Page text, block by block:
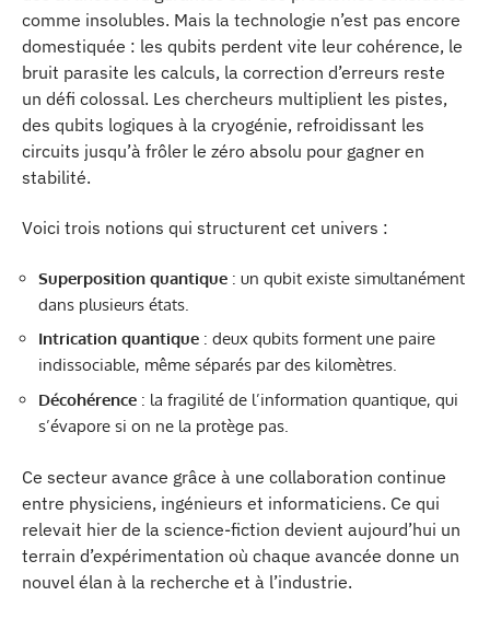
comme insolubles. Mais la technologie n’est pas encore
domestiquée : les qubits perdent vite leur cohérence, le
bruit parasite les calculs, la correction d’erreurs reste
un défi colossal. Les chercheurs multiplient les pistes,
des qubits logiques à la cryogénie, refroidissant les
circuits jusqu’à frôler le zéro absolu pour gagner en
stabilité.
Voici trois notions qui structurent cet univers :
Superposition quantique : un qubit existe simultanément
dans plusieurs états.
Intrication quantique : deux qubits forment une paire
indissociable, même séparés par des kilomètres.
Décohérence : la fragilité de l’information quantique, qui
s’évapore si on ne la protège pas.
Ce secteur avance grâce à une collaboration continue
entre physiciens, ingénieurs et informaticiens. Ce qui
relevait hier de la science-fiction devient aujourd’hui un
terrain d’expérimentation où chaque avancée donne un
nouvel élan à la recherche et à l’industrie.